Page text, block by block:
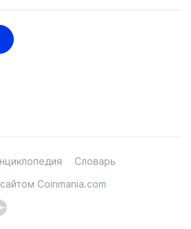
Словарь
Coinmania.com